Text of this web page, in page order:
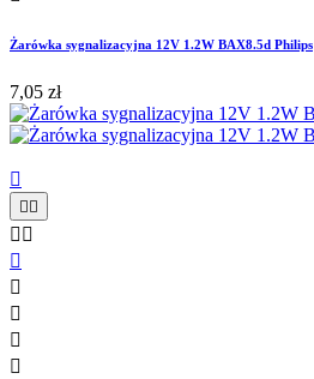
Żarówka sygnalizacyjna 12V 1.2W BAX8.5d Philips
7,05 zł

 
 




